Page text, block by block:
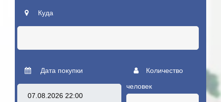
Куда
Дата покупки
Количество
человек